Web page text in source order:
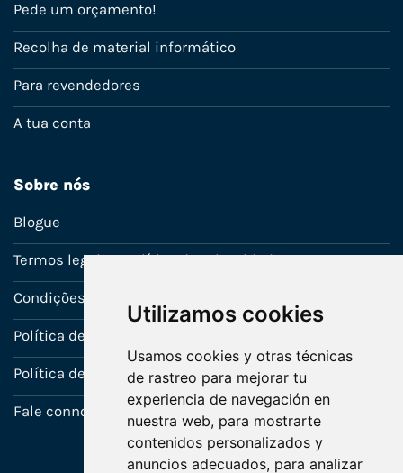
Utilizamos cookies
Usamos cookies y otras técnicas
de rastreo para mejorar tu
experiencia de navegación en
nuestra web, para mostrarte
contenidos personalizados y
anuncios adecuados, para analizar
Pede um orçamento!
Recolha de material informático
Para revendedores
A tua conta
Sobre nós
Blogue
Termos legais e política de privacidade
Condições de venda
Política de Garantia
Política de utilização de cookies
Fale connosco